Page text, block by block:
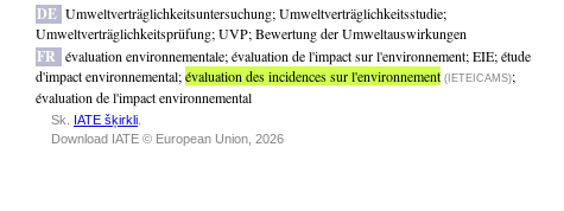
DE Umweltverträglichkeitsuntersuchung;Umweltverträglichkeitsstudie;
Umweltverträglichkeitsprüfung;UVP;Bewertung der Umweltauswirkungen
FR évaluation environnementale;évaluation de l'impact sur l'environnement;EIE;étude
d'impact environnemental;évaluation des incidences sur l'environnement (IETEICAMS);
évaluation de l'impact environnemental
Sk. IATE šķirkli
Download IATE © European Union, 2026